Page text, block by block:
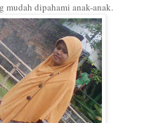
mudah dipahami anak-anak.